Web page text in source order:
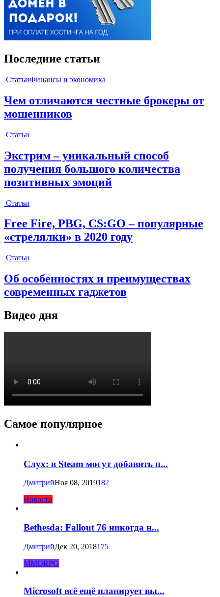
Последние статьи
СтатьиФинансы и экономика
Чем отличаются честные брокеры от
мошенников
Статьи
Экстрим – уникальный способ
получения большого количества
позитивных эмоций
Статьи
Free Fire, PBG, CS:GO – популярные
«стрелялки» в 2020 году
Статьи
Об особенностях и преимуществах
современных гаджетов
Видео дня
Самое популярное
Слух: в Steam могут добавить п...
ДмитрийНоя 08, 2019182
Новости
Bethesda: Fallout 76 никогда н...
ДмитрийДек 20, 2018175
MMORPG
Microsoft всё ещё планирует вы...